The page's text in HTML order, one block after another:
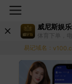
威尼斯娱
体育下单，
易记域名：